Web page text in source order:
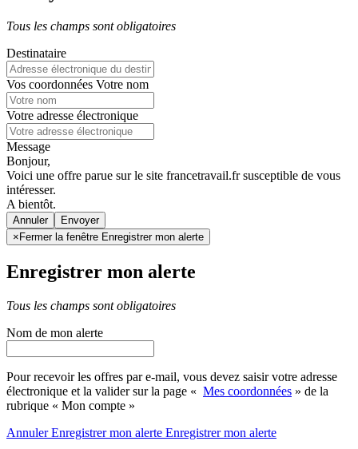
Tous les champs sont obligatoires
Destinataire
Vos coordonnées Votre nom
Votre adresse électronique
Message
Bonjour,
Voici une offre parue sur le site francetravail.fr susceptible de vous
intéresser.
A bientôt.
Annuler
× Fermer la fenêtre Enregistrer mon alerte
Enregistrer mon alerte
Tous les champs sont obligatoires
Nom de mon alerte
Pour recevoir les offres par e-mail, vous devez saisir votre adresse
électronique et la valider sur la page « Mes coordonnées » de la
rubrique « Mon compte »
AnnulerEnregistrer mon alerte Enregistrermon alerte